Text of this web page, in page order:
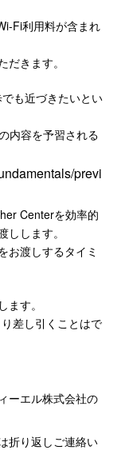
Fi利用料が含まれ
きます。
も近づきたいとい
内容を予習される
previ
Centerを効率的
します。
お渡しするタイミ
す。
差し引くことはで
ーエル株式会社の
折り返しご連絡い